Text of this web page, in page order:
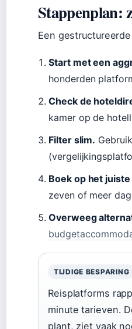
Stappenplan:
Een
Start met een
honderden
Check de
kamer op de
Filter slim.
Boek op het
zeven of meer
Overweeg
TIJDIGE BESPARING
Reisplatforms
minute tarieven.
plant, ziet vaak